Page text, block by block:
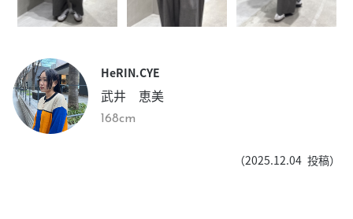
HeRIN.CYE
武井 恵美
168cm
（2025.12.04 投稿）